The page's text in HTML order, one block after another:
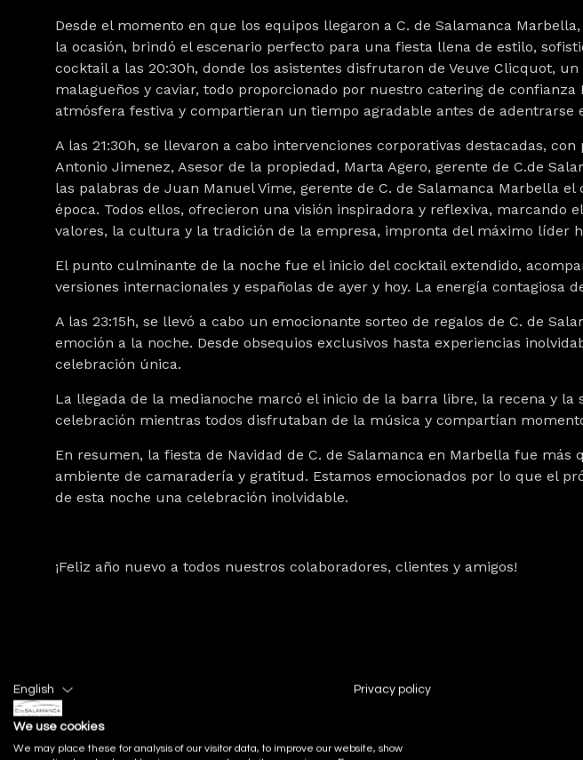
Desde el momento en que los equipos llegaron a C. de Salamanca
la ocasión, brindó el escenario perfecto para una fiesta llena de estilo,
cocktail a las 20:30h, donde los asistentes disfrutaron de Veuve Clicquot,
malagueños y caviar, todo proporcionado por nuestro catering de
atmósfera festiva y compartieran un tiempo agradable antes de adentrarse
A las 21:30h, se llevaron a cabo intervenciones corporativas destacadas,
Antonio Jimenez, Asesor de la propiedad, Marta Agero, gerente de C.de
las palabras de Juan Manuel Vime, gerente de C. de Salamanca Marbella
época. Todos ellos, ofrecieron una visión inspiradora y reflexiva,
valores, la cultura y la tradición de la empresa, impronta del máximo líder
El punto culminante de la noche fue el inicio del cocktail extendido,
versiones internacionales y españolas de ayer y hoy. La energía
A las 23:15h, se llevó a cabo un emocionante sorteo de regalos de C. de
emoción a la noche. Desde obsequios exclusivos hasta experiencias
celebración única.
La llegada de la medianoche marcó el inicio de la barra libre, la recena y la
celebración mientras todos disfrutaban de la música y compartían
En resumen, la fiesta de Navidad de C. de Salamanca en Marbella fue
ambiente de camaradería y gratitud. Estamos emocionados por lo que el
de esta noche una celebración inolvidable.
¡Feliz año nuevo a todos nuestros colaboradores, clientes y amigos!
English Privacy policy
We use cookies
We may place these for analysis of our visitor data, to improve our website, show